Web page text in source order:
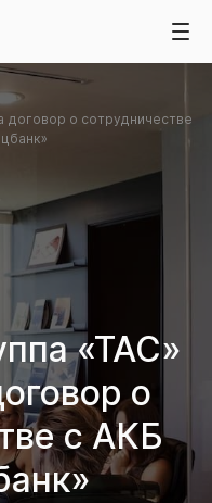
договор о сотрудничестве
«ТАС»
о
с АКБ